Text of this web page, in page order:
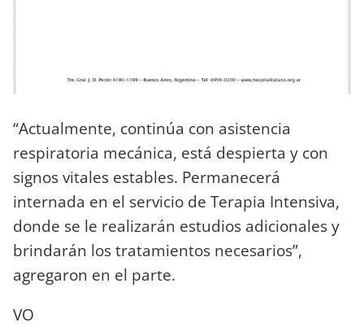
“Actualmente, continúa con asistencia
respiratoria mecánica, está despierta y con
signos vitales estables. Permanecerá
internada en el servicio de Terapia Intensiva,
donde se le realizarán estudios adicionales y
brindarán los tratamientos necesarios”,
agregaron en el parte.
VO